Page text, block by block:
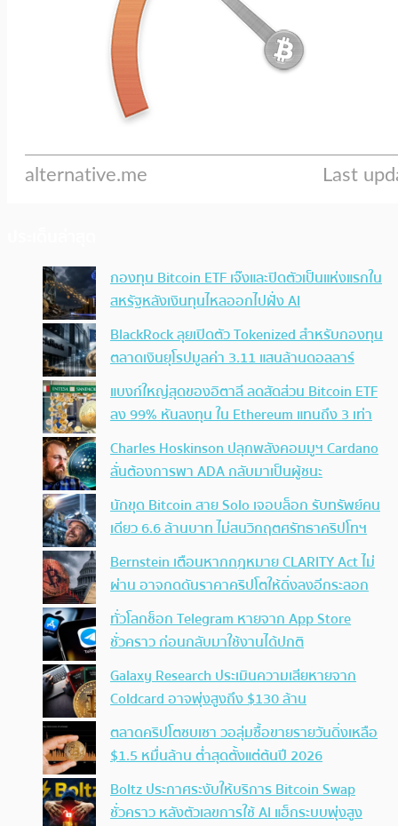
กองทุน Bitcoin ETF เจ๊งและปิดตัวเป็นแห่งแรกใน
สหรัฐหลังเงินทุนไหลออกไปฝั่ง AI
BlackRock ลุยเปิดตัว Tokenized สำหรับกองทุน
ตลาดเงินยุโรปมูลค่า 3.11 แสนล้านดอลลาร์
แบงก์ใหญ่สุดของอิตาลี ลดสัดส่วน Bitcoin ETF
ลง 99% หันลงทุน ใน Ethereum แทนถึง 3 เท่า
Charles Hoskinson ปลุกพลังคอมมูฯ Cardano
ลั่นต้องการพา ADA กลับมาเป็นผู้ชนะ
นักขุด Bitcoin สาย Solo เจอบล็อก รับทรัพย์คน
เดียว 6.6 ล้านบาท ไม่สนวิกฤตศรัทธาคริปโทฯ
Bernstein เตือนหากกฎหมาย CLARITY Act ไม่
ผ่าน อาจกดดันราคาคริปโตให้ดิ่งลงอีกระลอก
ทั่วโลกช็อก Telegram หายจาก App Store
ชั่วคราว ก่อนกลับมาใช้งานได้ปกติ
Galaxy Research ประเมินความเสียหายจาก
Coldcard อาจพุ่งสูงถึง $130 ล้าน
ตลาดคริปโตซบเซา วอลุ่มซื้อขายรายวันดิ่งเหลือ
$1.5 หมื่นล้าน ต่ำสุดตั้งแต่ต้นปี 2026
Boltz ประกาศระงับให้บริการ Bitcoin Swap
ชั่วคราว หลังตัวเลขการใช้ AI แฮ็กระบบพุ่งสูง